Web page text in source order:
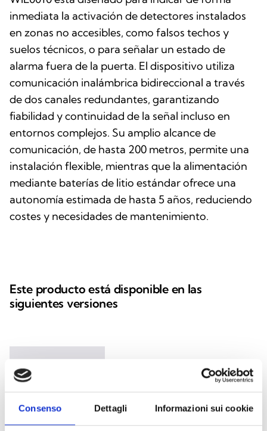
Consenso Dettagli Informazioni sui cookie
inmediata la activación de detectores instalados
en zonas no accesibles, como falsos techos y
suelos técnicos, o para señalar un estado de
alarma fuera de la puerta. El dispositivo utiliza
comunicación inalámbrica bidireccional a través
de dos canales redundantes, garantizando
fiabilidad y continuidad de la señal incluso en
entornos complejos. Su amplio alcance de
comunicación, de hasta 200 metros, permite una
instalación flexible, mientras que la alimentación
mediante baterías de litio estándar ofrece una
autonomía estimada de hasta 5 años, reduciendo
costes y necesidades de mantenimiento.
Este producto está disponible en las
siguientes versiones
Señalizador luminoso remoto
inalámbrico